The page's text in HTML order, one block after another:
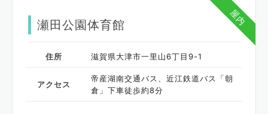
屋内
瀬田公園体育館
住所 滋賀県大津市一里山6丁目9-1
アクセス
帝産湖南交通バス、近江鉄道バス「朝
倉」下車徒歩約8分